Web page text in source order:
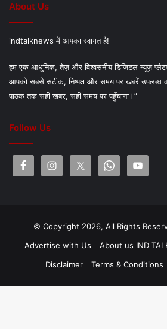
About Us
indtalknews में आपका स्वागत है!
हम एक आधुनिक, तेज़ और विश्वसनीय डिजिटल न्यूज़
आपको सबसे सटीक, निष्पक्ष और समय पर खबरें उपलब्ध
पाठक तक सही खबर, सही समय पर पहुँचाना।”
Follow Us
© Copyright 2026, All Rights
Advertise with Us
About us IND
Disclaimer
Terms & Conditions